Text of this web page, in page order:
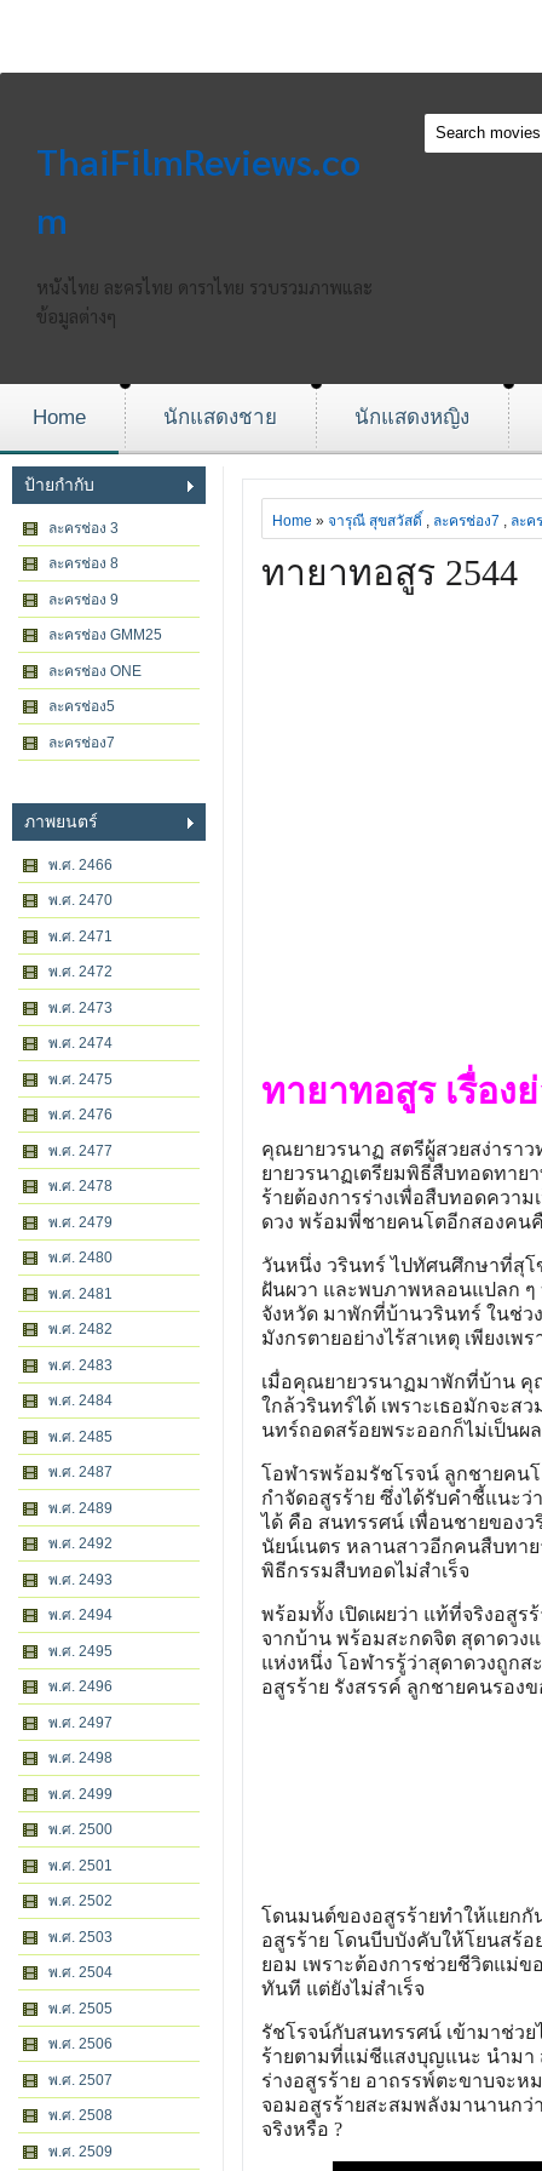
ThaiFilmReviews.co
m
หนังไทย ละครไทย ดาราไทย รวบรวมภาพและ
ข้อมูลต่างๆ
Home นักแสดงชาย นักแสดงหญิง
ป้ายกำกับ
ละครช่อง 3
ละครช่อง 8
ละครช่อง 9
ละครช่อง GMM25
ละครช่อง ONE
ละครช่อง5
ละครช่อง7
ภาพยนตร์
พ.ศ. 2466
พ.ศ. 2470
พ.ศ. 2471
พ.ศ. 2472
พ.ศ. 2473
พ.ศ. 2474
พ.ศ. 2475
พ.ศ. 2476
พ.ศ. 2477
พ.ศ. 2478
พ.ศ. 2479
พ.ศ. 2480
พ.ศ. 2481
พ.ศ. 2482
พ.ศ. 2483
พ.ศ. 2484
พ.ศ. 2485
พ.ศ. 2487
พ.ศ. 2489
พ.ศ. 2492
พ.ศ. 2493
พ.ศ. 2494
พ.ศ. 2495
พ.ศ. 2496
พ.ศ. 2497
พ.ศ. 2498
พ.ศ. 2499
พ.ศ. 2500
พ.ศ. 2501
พ.ศ. 2502
พ.ศ. 2503
พ.ศ. 2504
พ.ศ. 2505
พ.ศ. 2506
พ.ศ. 2507
พ.ศ. 2508
พ.ศ. 2509
Home » จารุณี สุขสวัสดิ์ , ละครช่อง7 , ละค
ทายาทอสูร 2544
ทายาทอสูร เรื่อง
คุณยายวรนาฏ สตรีผู้สวยสง่ารา
ยายวรนาฏเตรียมพิธีสืบทอดทาย
ร้ายต้องการร่างเพื่อสืบทอดควา
ดวง พร้อมพี่ชายคนโตอีกสองคน
วันหนึ่ง วรินทร์ ไปทัศนศึกษาที่สุ
ฝันผวา และพบภาพหลอนแปลก ๆ
จังหวัด มาพักที่บ้านวรินทร์ ในช่ว
มังกรตายอย่างไร้สาเหตุ เพียงเ
เมื่อคุณยายวรนาฏมาพักที่บ้าน คุ
ใกล้วรินทร์ได้ เพราะเธอมักจะส
นทร์ถอดสร้อยพระออกก็ไม่เป็นผ
โอฬารพร้อมรัชโรจน์ ลูกชายคน
กำจัดอสูรร้าย ซึ่งได้รับคำชี้แนะ
ได้ คือ สนทรรศน์ เพื่อนชายของ
นัยน์เนตร หลานสาวอีกคนสืบทา
พิธีกรรมสืบทอดไม่สำเร็จ
พร้อมทั้ง เปิดเผยว่า แท้ที่จริงอ
จากบ้าน พร้อมสะกดจิต สุดาดวง
แห่งหนึ่ง โอฬารรู้ว่าสุดาดวงถูก
อสูรร้าย รังสรรค์ ลูกชายคนรอง
โดนมนต์ของอสูรร้ายทำให้แยกกั
อสูรร้าย โดนบีบบังคับให้โยนสร้อ
ยอม เพราะต้องการช่วยชีวิตแม่ข
ทันที แต่ยังไม่สำเร็จ
รัชโรจน์กับสนทรรศน์ เข้ามาช่ว
ร้ายตามที่แม่ชีแสงบุญแนะ นำมา
ร่างอสูรร้าย อาถรรพ์ตะขาบจะ
จอมอสูรร้ายสะสมพลังมานานกว่
จริงหรือ ?